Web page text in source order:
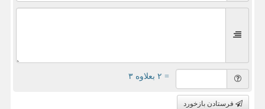
= ۲ بعلاوه ۳
فرستادن بازخورد